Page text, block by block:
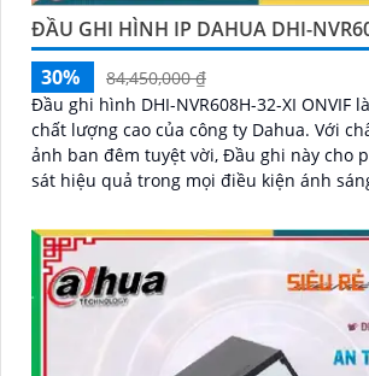
ĐẦU GHI HÌNH IP DAHUA DHI-
30%
84,450,000 ₫
Đầu ghi hình DHI-NVR608H-32-XI ONVIF
chất lượng cao của công ty Dahua. Với chất lượng hình
ảnh ban đêm tuyệt vời, Đầu ghi này cho
sát hiệu quả trong mọi điều kiện ánh